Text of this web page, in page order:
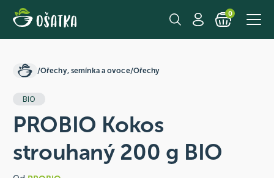
0
/Ořechy, semínka a ovoce/Ořechy
BIO
PROBIO Kokos
strouhaný 200 g BIO